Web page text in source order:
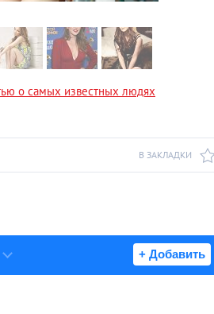
о самых известных людях
В ЗАКЛАДКИ
+ Добавить